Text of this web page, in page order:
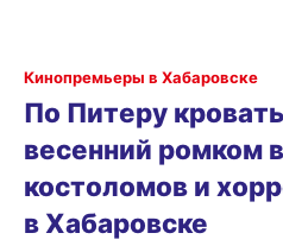
Кинопремьеры в Хабаровске
По Питеру
весенний ромком
костоломов и
в Хабаровске